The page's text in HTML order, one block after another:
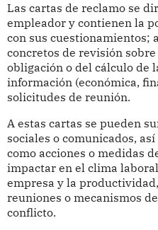
Las cartas de reclamo se
empleador y contienen la
con sus cuestionamientos;
concretos de revisión
obligación o del cálculo de
información (económica,
solicitudes de reunión.
A estas cartas se pueden
sociales o comunicados,
como acciones o medidas
impactar en el clima
empresa y la
reuniones o mecanismos
conflicto.